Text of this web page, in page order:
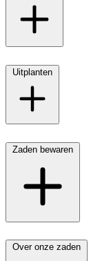
Uitplanten
Zaden bewaren
Over onze zaden